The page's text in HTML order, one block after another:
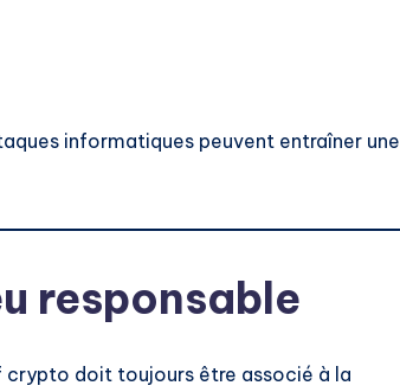
informatiques peuvent entraîner une
responsable
crypto doit toujours être associé à la